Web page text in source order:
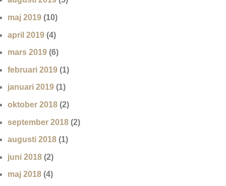
maj 2019 (10)
april 2019 (4)
mars 2019 (6)
februari 2019 (1)
januari 2019 (1)
oktober 2018 (2)
september 2018 (2)
augusti 2018 (1)
juni 2018 (2)
maj 2018 (4)